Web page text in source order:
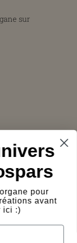
sur
pour
avant
ici :)